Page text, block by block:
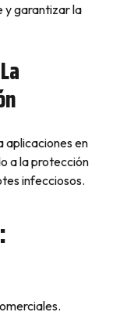
y garantizar la
aplicaciones en
a la protección
infecciosos.